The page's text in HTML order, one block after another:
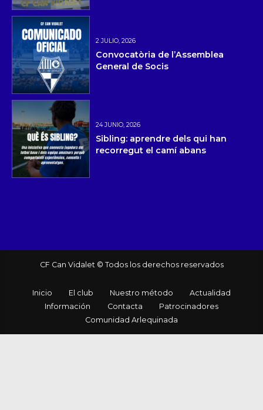
2 JULIO, 2026
Convocatòria de l’Assemblea
General de Socis
24 JUNIO, 2026
Sibling: aprendre dels qui han
recorregut el camí abans
CF Can Vidalet © Todos los derechos reservados
Inicio El club Nuestro método
Actualidad
Información
Contacta
Patrocinadores
Comunidad Arlequinada